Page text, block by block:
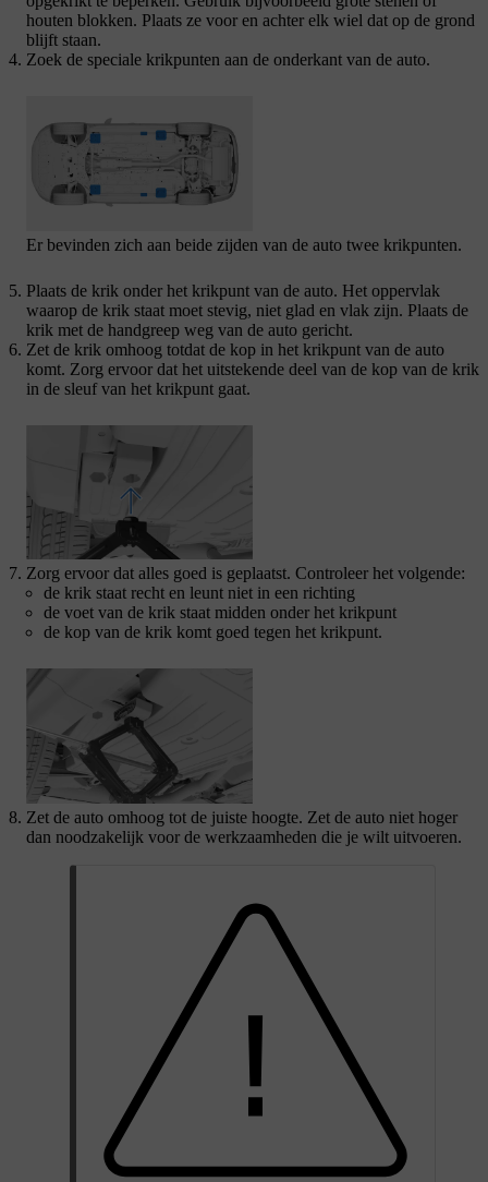
houten blokken. Plaats ze voor en achter elk wiel dat op de grond
blijft staan.
Zoek de speciale krikpunten aan de onderkant van de auto.
Er bevinden zich aan beide zijden van de auto twee krikpunten.
Plaats de krik onder het krikpunt van de auto. Het oppervlak
waarop de krik staat moet stevig, niet glad en vlak zijn. Plaats de
krik met de handgreep weg van de auto gericht.
Zet de krik omhoog totdat de kop in het krikpunt van de auto
komt. Zorg ervoor dat het uitstekende deel van de kop van de krik
in de sleuf van het krikpunt gaat.
Zorg ervoor dat alles goed is geplaatst. Controleer het volgende:
de krik staat recht en leunt niet in een richting
de voet van de krik staat midden onder het krikpunt
de kop van de krik komt goed tegen het krikpunt.
Zet de auto omhoog tot de juiste hoogte. Zet de auto niet hoger
dan noodzakelijk voor de werkzaamheden die je wilt uitvoeren.